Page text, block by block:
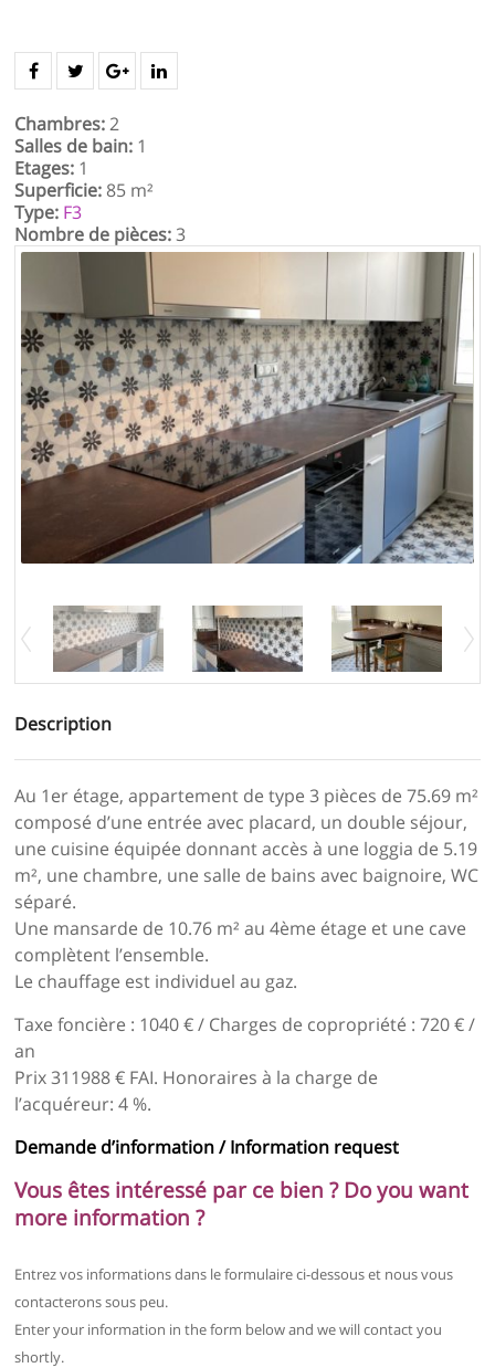
Chambres:2
Salles de bain: 1
Etages: 1
Superficie: 85 m²
Type: F3
Nombre de pièces:3
Description
Au 1er étage, appartement de type 3 pièces de 75.69 m²
composé d’une entrée avec placard, un double séjour,
une cuisine équipée donnant accès à une loggia de 5.19
m², une chambre, une salle de bains avec baignoire, WC
séparé.
Une mansarde de 10.76 m² au 4ème étage et une cave
complètent l’ensemble.
Le chauffage est individuel au gaz.
Taxe foncière : 1040 € / Charges de copropriété : 720 € /
an
Prix 311988 € FAI. Honoraires à la charge de
l’acquéreur: 4 %.
Demande d’information / Information request
Vous êtes intéressé par ce bien ? Do you want
more information ?
Entrez vos informations dans le formulaire ci-dessous et nous vous
contacterons sous peu.
Enter your information in the form below and we will contact you
shortly.